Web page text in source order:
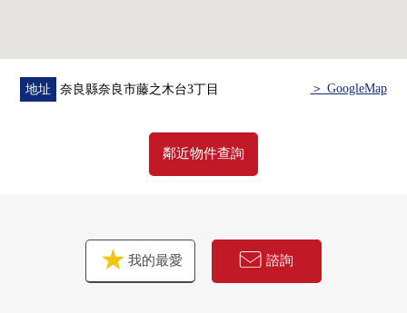
0 太陽光發電系統
地址 奈良縣奈良市藤之木台3丁目 ＞ GoogleMap
鄰近物件查詢
我的最愛 諮詢